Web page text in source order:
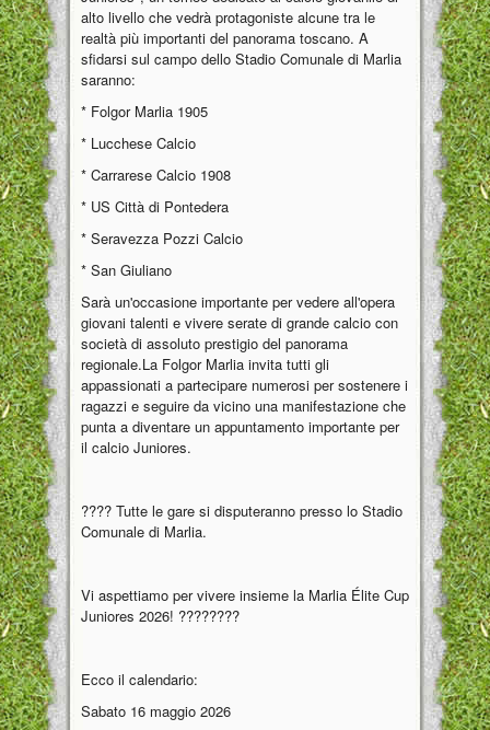
alto livello che vedrà protagoniste alcune tra le
realtà più importanti del panorama toscano. A
sfidarsi sul campo dello Stadio Comunale di Marlia
saranno:
* Folgor Marlia 1905
* Lucchese Calcio
* Carrarese Calcio 1908
* US Città di Pontedera
* Seravezza Pozzi Calcio
* San Giuliano
Sarà un'occasione importante per vedere all'opera
giovani talenti e vivere serate di grande calcio con
società di assoluto prestigio del panorama
regionale.La Folgor Marlia invita tutti gli
appassionati a partecipare numerosi per sostenere i
ragazzi e seguire da vicino una manifestazione che
punta a diventare un appuntamento importante per
il calcio Juniores.
???? Tutte le gare si disputeranno presso lo Stadio
Comunale di Marlia.
Vi aspettiamo per vivere insieme la Marlia Élite Cup
Juniores 2026! ????????
Ecco il calendario:
Sabato 16 maggio 2026